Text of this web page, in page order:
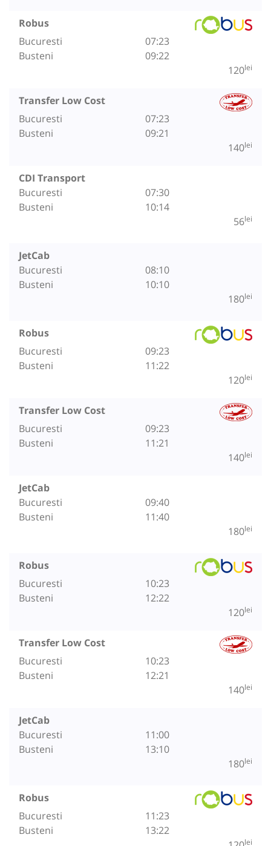
Robus
Bucuresti
Busteni
07:23
09:22
120lei
Transfer Low Cost
Bucuresti
Busteni
07:23
09:21
140lei
CDI Transport
Bucuresti
Busteni
07:30
10:14
56lei
JetCab
Bucuresti
Busteni
08:10
10:10
180lei
Robus
Bucuresti
Busteni
09:23
11:22
120lei
Transfer Low Cost
Bucuresti
Busteni
09:23
11:21
140lei
JetCab
Bucuresti
Busteni
09:40
11:40
180lei
Robus
Bucuresti
Busteni
10:23
12:22
120lei
Transfer Low Cost
Bucuresti
Busteni
10:23
12:21
140lei
JetCab
Bucuresti
Busteni
11:00
13:10
180lei
Robus
Bucuresti
Busteni
11:23
13:22
lei